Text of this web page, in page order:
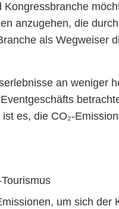
anzugehen, die
als Wegweiser
an weniger
es, die CO₂-
um sich der